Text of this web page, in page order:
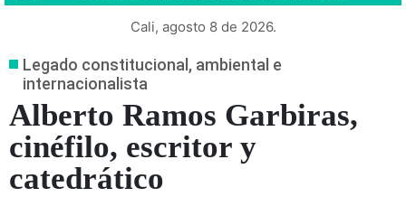
Cali, agosto 8 de 2026.
Legado constitucional, ambiental e
internacionalista
Alberto Ramos Garbiras,
cinéfilo, escritor y
catedrático